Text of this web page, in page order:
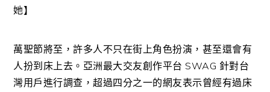
她】
萬聖節將至，許多人不只在街上角色扮演，甚至還會有
人扮到床上去。亞洲最大交友創作平台 SWAG 針對台
灣用戶進行調查，超過四分之一的網友表示曾經有過床